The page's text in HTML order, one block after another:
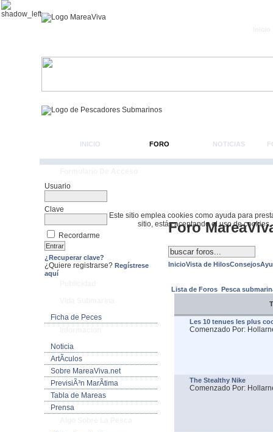
Este sitio emplea cookies como ayuda para
sitio, estás aceptando el uso de cookies.
INICIO FORO NOTICIAS
Usuario
Clave
Recordarme
¿Recuperar clave?
¿Quiere registrarse? Regístrese
aquí
Ficha de Peces
Noticia
ArtÃ­culos
Sobre MareaViva.net
PrevisiÃ³n MarÃ­tima
Tabla de Mareas
Prensa
Foro
InicioVista de HilosConsejos
Lista de Foros Pesca
Les 10 tenues les plus
Comenzado Por:
The Stealthy Nike
Comenzado Por: